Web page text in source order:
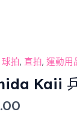
球拍, 直拍, 運動用
Kaii